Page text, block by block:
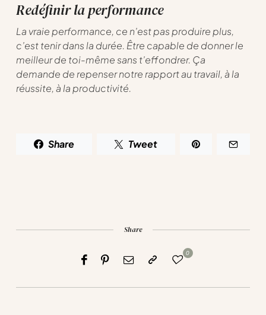
Redéfinir la performance
La vraie performance, ce n’est pas produire plus,
c’est tenir dans la durée. Être capable de donner le
meilleur de toi-même sans t’effondrer. Ça
demande de repenser notre rapport au travail, à la
réussite, à la productivité.
Share Tweet
Share
0